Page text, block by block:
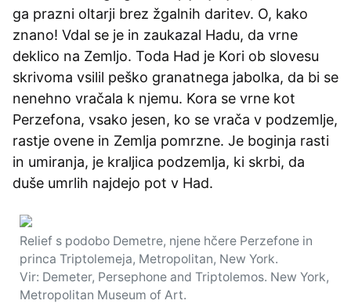
ga prazni oltarji brez žgalnih daritev. O, kako
znano! Vdal se je in zaukazal Hadu, da vrne
deklico na Zemljo. Toda Had je Kori ob slovesu
skrivoma vsilil peško granatnega jabolka, da bi se
nenehno vračala k njemu. Kora se vrne kot
Perzefona, vsako jesen, ko se vrača v podzemlje,
rastje ovene in Zemlja pomrzne. Je boginja rasti
in umiranja, je kraljica podzemlja, ki skrbi, da
duše umrlih najdejo pot v Had.
Relief s podobo Demetre, njene hčere Perzefone in
princa Triptolemeja, Metropolitan, New York.
Vir: Demeter, Persephone and Triptolemos. New York,
Metropolitan Museum of Art.